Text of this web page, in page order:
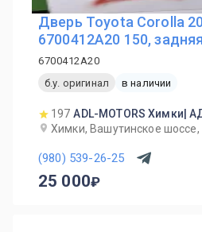
Дверь Toyota Corolla
6700412A20 150,
6700412A20
б.у. оригинал
в наличии
197 ADL-MOTORS Химки|
Химки, Вашутинское шоссе,
(980) 539-26-25
25 000